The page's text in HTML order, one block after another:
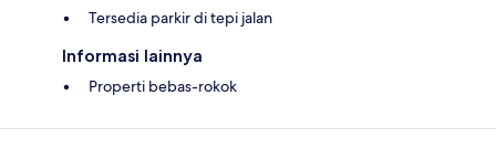
Tersedia parkir di tepi jalan
Informasi lainnya
Properti bebas-rokok